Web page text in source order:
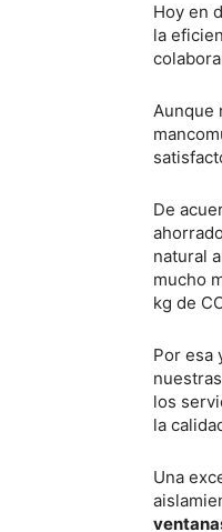
Hoy en
la
Aunque
De
natural
mucho
kg de
Por esa
los
la
Una